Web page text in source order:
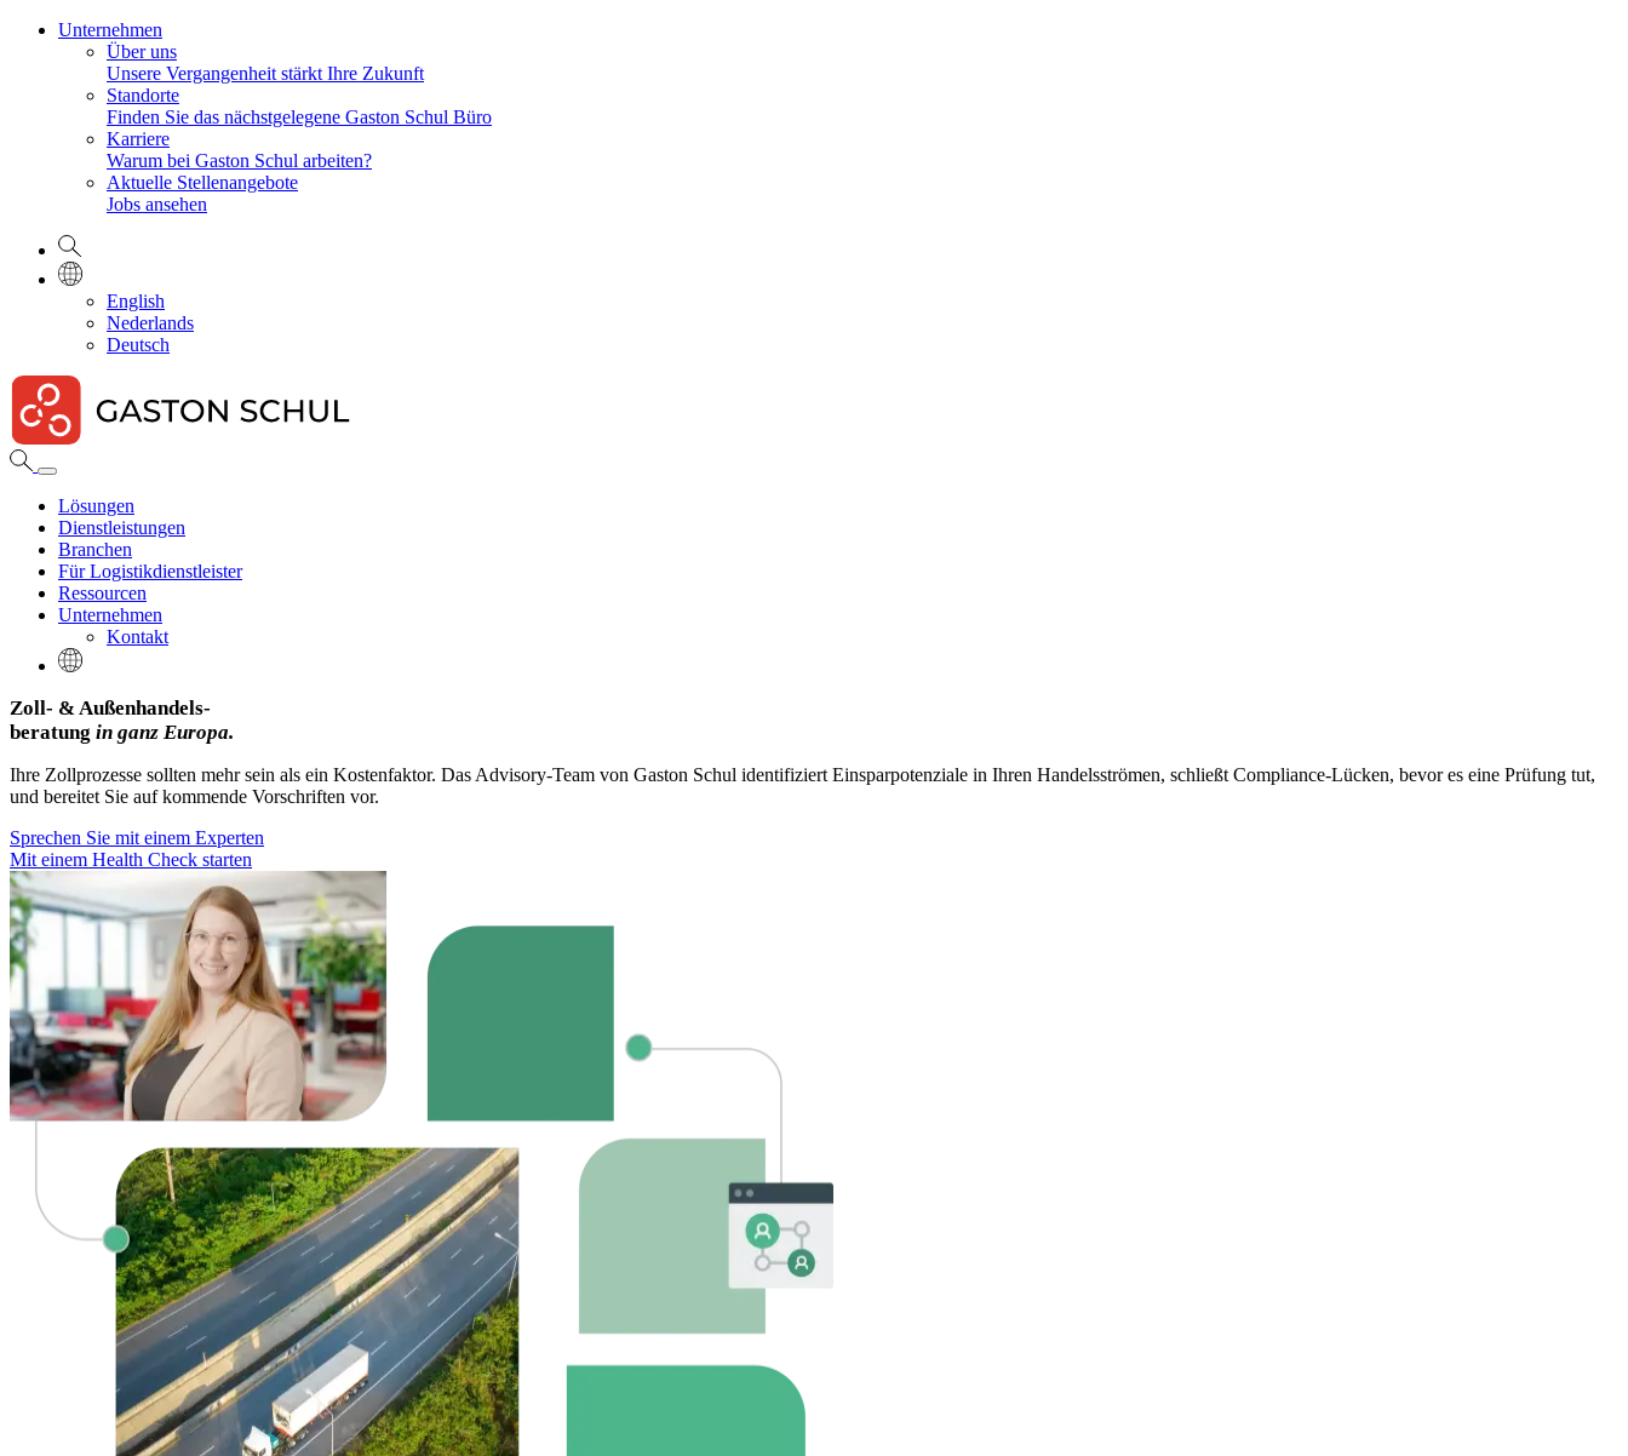
Unternehmen
Über uns
Unsere Vergangenheit stärkt Ihre Zukunft
Standorte
Finden Sie das nächstgelegene Gaston Schul Büro
Karriere
Warum bei Gaston Schul arbeiten?
Aktuelle Stellenangebote
Jobs ansehen
English
Nederlands
Deutsch
Lösungen
Dienstleistungen
Branchen
Für Logistikdienstleister
Ressourcen
Unternehmen
Kontakt
Zoll- & Außenhandels-
beratung in ganz Europa.
Ihre Zollprozesse sollten mehr sein als ein Kostenfaktor. Das Advisory-Team von Gaston Schul identifiziert Einsparpotenziale in Ihren Handelsströmen, schließt Compliance-Lücken, bevor es eine Prüfung tut,
und bereitet Sie auf kommende Vorschriften vor.
Sprechen Sie mit einem Experten
Mit einem Health Check starten